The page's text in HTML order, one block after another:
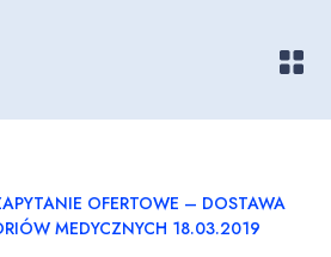
OFERTOWE – DOSTAWA
MEDYCZNYCH 18.03.2019